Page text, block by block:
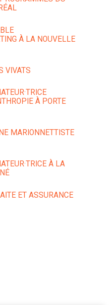
À LA NOUVELLE
VIVATS
À PORTE
MARIONNETTISTE
À LA
ET ASSURANCE